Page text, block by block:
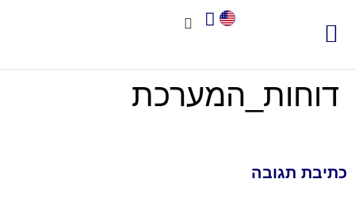
דוחות_המערכת
כתיבת תגובה